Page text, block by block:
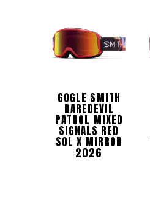
GOGLE SMITH
DAREDEVIL
PATROL MIXED
SIGNALS RED
SOL X MIRROR
2026